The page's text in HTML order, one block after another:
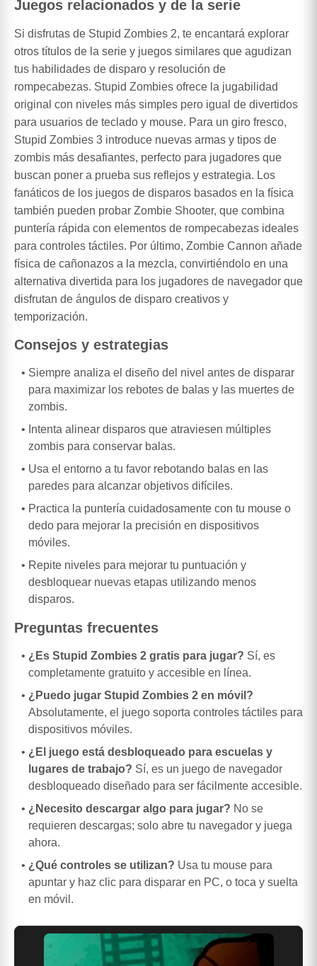
Juegos relacionados y de la serie
Si disfrutas de Stupid Zombies 2, te encantará explorar
otros títulos de la serie y juegos similares que agudizan
tus habilidades de disparo y resolución de
rompecabezas. Stupid Zombies ofrece la jugabilidad
original con niveles más simples pero igual de divertidos
para usuarios de teclado y mouse. Para un giro fresco,
Stupid Zombies 3 introduce nuevas armas y tipos de
zombis más desafiantes, perfecto para jugadores que
buscan poner a prueba sus reflejos y estrategia. Los
fanáticos de los juegos de disparos basados en la física
también pueden probar Zombie Shooter, que combina
puntería rápida con elementos de rompecabezas ideales
para controles táctiles. Por último, Zombie Cannon añade
física de cañonazos a la mezcla, convirtiéndolo en una
alternativa divertida para los jugadores de navegador que
disfrutan de ángulos de disparo creativos y
temporización.
Consejos y estrategias
Siempre analiza el diseño del nivel antes de disparar
para maximizar los rebotes de balas y las muertes de
zombis.
Intenta alinear disparos que atraviesen múltiples
zombis para conservar balas.
Usa el entorno a tu favor rebotando balas en las
paredes para alcanzar objetivos difíciles.
Practica la puntería cuidadosamente con tu mouse o
dedo para mejorar la precisión en dispositivos
móviles.
Repite niveles para mejorar tu puntuación y
desbloquear nuevas etapas utilizando menos
disparos.
Preguntas frecuentes
¿Es Stupid Zombies 2 gratis para jugar? Sí, es
completamente gratuito y accesible en línea.
¿Puedo jugar Stupid Zombies 2 en móvil?
Absolutamente, el juego soporta controles táctiles para
dispositivos móviles.
¿El juego está desbloqueado para escuelas y
lugares de trabajo? Sí, es un juego de navegador
desbloqueado diseñado para ser fácilmente accesible.
¿Necesito descargar algo para jugar? No se
requieren descargas; solo abre tu navegador y juega
ahora.
¿Qué controles se utilizan? Usa tu mouse para
apuntar y haz clic para disparar en PC, o toca y suelta
en móvil.